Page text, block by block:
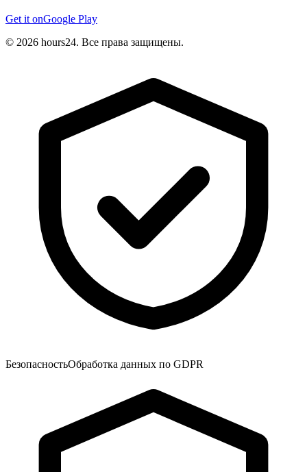
Get it onGoogle Play
© 2026 hours24. Все права защищены.
БезопасностьОбработка данных по GDPR